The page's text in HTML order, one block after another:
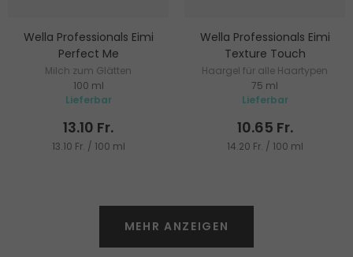
Wella Professionals Eimi
Perfect Me
Milch zum Glätten
widerspenstiger Haare
100 ml
Lieferbar
13.10 Fr.
13.10 Fr. / 100 ml
Wella Professionals Eimi
Texture Touch
Haargel für alle Haartypen
75 ml
Lieferbar
10.65 Fr.
14.20 Fr. / 100 ml
MEHR ANZEIGEN